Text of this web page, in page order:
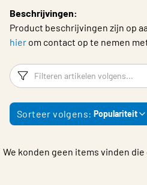
Beschrijvingen:
Product beschrijvingen zijn op
hier om contact op te nemen
Filters
Sorteer volgens: Populariteit
We konden geen items vinden